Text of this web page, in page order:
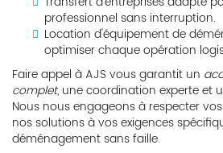
professionnel sans interruption.
Location d'équipement de
optimiser chaque opération
Faire appel à AJS vous garantit un
complet, une coordination experte et
Nous nous engageons à respecter
nos solutions à vos exigences
déménagement sans faille.